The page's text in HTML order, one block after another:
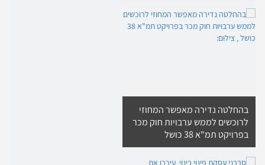
בהחלטה נדירה מאפשר המחוזי
לרוכשים לממש ערבויות חוק מכר
בפרויקט תמ"א 38 כושל